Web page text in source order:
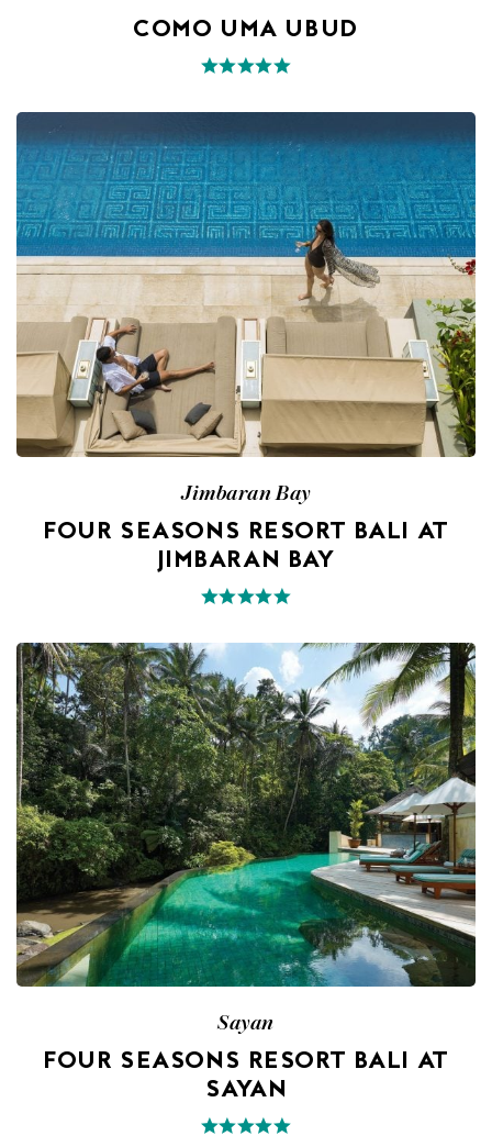
COMO UMA UBUD
Jimbaran Bay
FOUR SEASONS RESORT BALI AT
JIMBARAN BAY
Sayan
FOUR SEASONS RESORT BALI AT
SAYAN